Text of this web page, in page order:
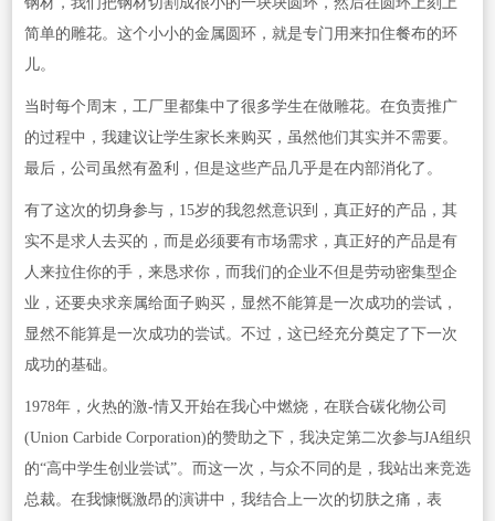
简单的雕花。这个小小的金属圆环，就是专门用来扣住餐布的环
儿。
当时每个周末，工厂里都集中了很多学生在做雕花。在负责推广
的过程中，我建议让学生家长来购买，虽然他们其实并不需要。
最后，公司虽然有盈利，但是这些产品几乎是在内部消化了。
有了这次的切身参与，15岁的我忽然意识到，真正好的产品，其
实不是求人去买的，而是必须要有市场需求，真正好的产品是有
人来拉住你的手，来恳求你，而我们的企业不但是劳动密集型企
业，还要央求亲属给面子购买，显然不能算是一次成功的尝试，
显然不能算是一次成功的尝试。不过，这已经充分奠定了下一次
成功的基础。
1978年，火热的激-情又开始在我心中燃烧，在联合碳化物公司
(Union Carbide Corporation)的赞助之下，我决定第二次参与JA组织
的“高中学生创业尝试”。而这一次，与众不同的是，我站出来竞选
总裁。在我慷慨激昂的演讲中，我结合上一次的切肤之痛，表